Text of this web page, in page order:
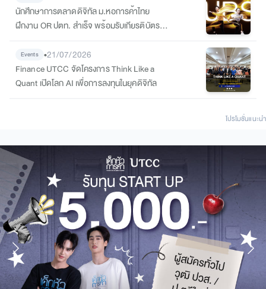
นักศึกษาการตลาดดิจิทัล ม.หอการค้าไทย
ฝึกงาน OR ปตท. สำเร็จ พร้อมรับเกียรติบัตร
Events •21/07/2026
Finance UTCC จัดโครงการ Think Like a
Quant เปิดโลก AI เพื่อการลงทุนในยุคดิจิทัล
โปรโมชั่นแนะนํา